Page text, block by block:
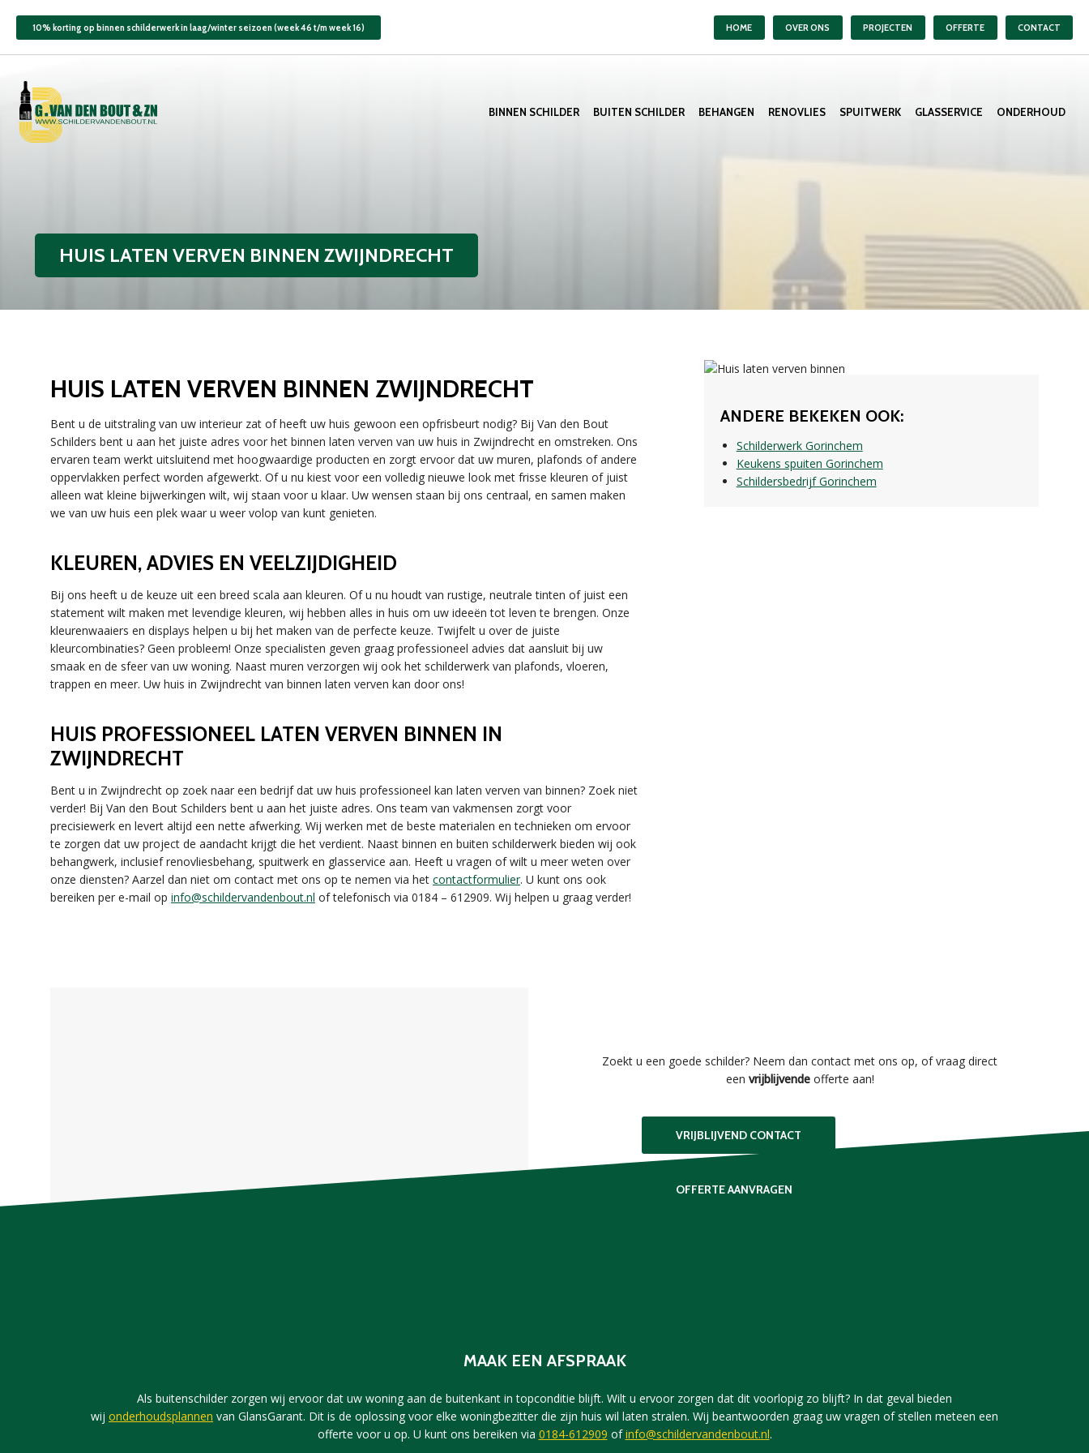
10% korting op binnen schilderwerk in laag/winter seizoen (week 46 t/m week 16) HOME OVER ONS PROJECTEN OFFERTE CONTACT
BINNEN SCHILDER BUITEN SCHILDER BEHANGEN RENOVLIES SPUITWERK GLASSERVICE ONDERHOUD
HUIS LATEN VERVEN BINNEN ZWIJNDRECHT
HUIS LATEN VERVEN BINNEN ZWIJNDRECHT
Bent u de uitstraling van uw interieur zat of heeft uw huis gewoon een opfrisbeurt nodig? Bij Van den Bout
Schilders bent u aan het juiste adres voor het binnen laten verven van uw huis in Zwijndrecht en omstreken. Ons
ervaren team werkt uitsluitend met hoogwaardige producten en zorgt ervoor dat uw muren, plafonds of andere
oppervlakken perfect worden afgewerkt. Of u nu kiest voor een volledig nieuwe look met frisse kleuren of juist
alleen wat kleine bijwerkingen wilt, wij staan voor u klaar. Uw wensen staan bij ons centraal, en samen maken
we van uw huis een plek waar u weer volop van kunt genieten.
KLEUREN, ADVIES EN VEELZIJDIGHEID
Bij ons heeft u de keuze uit een breed scala aan kleuren. Of u nu houdt van rustige, neutrale tinten of juist een
statement wilt maken met levendige kleuren, wij hebben alles in huis om uw ideeën tot leven te brengen. Onze
kleurenwaaiers en displays helpen u bij het maken van de perfecte keuze. Twijfelt u over de juiste
kleurcombinaties? Geen probleem! Onze specialisten geven graag professioneel advies dat aansluit bij uw
smaak en de sfeer van uw woning. Naast muren verzorgen wij ook het schilderwerk van plafonds, vloeren,
trappen en meer. Uw huis in Zwijndrecht van binnen laten verven kan door ons!
HUIS PROFESSIONEEL LATEN VERVEN BINNEN IN
ZWIJNDRECHT
Bent u in Zwijndrecht op zoek naar een bedrijf dat uw huis professioneel kan laten verven van binnen? Zoek niet
verder! Bij Van den Bout Schilders bent u aan het juiste adres. Ons team van vakmensen zorgt voor
precisiewerk en levert altijd een nette afwerking. Wij werken met de beste materialen en technieken om ervoor
te zorgen dat uw project de aandacht krijgt die het verdient. Naast binnen en buiten schilderwerk bieden wij ook
behangwerk, inclusief renovliesbehang, spuitwerk en glasservice aan. Heeft u vragen of wilt u meer weten over
onze diensten? Aarzel dan niet om contact met ons op te nemen via het contactformulier. U kunt ons ook
bereiken per e-mail op info@schildervandenbout.nl of telefonisch via 0184 – 612909. Wij helpen u graag verder!
ANDERE BEKEKEN OOK:
Schilderwerk Gorinchem
Keukens spuiten Gorinchem
Schildersbedrijf Gorinchem
Zoekt u een goede schilder? Neem dan contact met ons op, of vraag direct
een vrijblijvende offerte aan!
VRIJBLIJVEND CONTACT
OFFERTE AANVRAGEN
MAAK EEN AFSPRAAK
Als buitenschilder zorgen wij ervoor dat uw woning aan de buitenkant in topconditie blijft. Wilt u ervoor zorgen dat dit voorlopig zo blijft? In dat geval bieden
wij onderhoudsplannen van GlansGarant. Dit is de oplossing voor elke woningbezitter die zijn huis wil laten stralen. Wij beantwoorden graag uw vragen of stellen meteen een
offerte voor u op. U kunt ons bereiken via 0184-612909 ofinfo@schildervandenbout.nl.